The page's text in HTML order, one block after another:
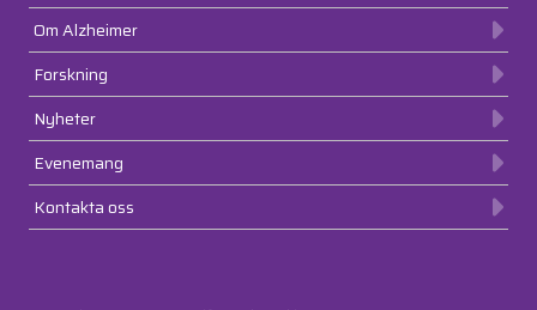
Om Alzheimer
Forskning
Nyheter
Evenemang
Kontakta oss